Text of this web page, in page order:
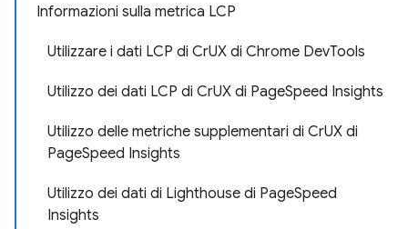
Informazioni sulla metrica LCP
Utilizzare i dati LCP di CrUX di Chrome DevTools
Utilizzo dei dati LCP di CrUX di PageSpeed Insights
Utilizzo delle metriche supplementari di CrUX di
PageSpeed Insights
Utilizzo dei dati di Lighthouse di PageSpeed
Insights